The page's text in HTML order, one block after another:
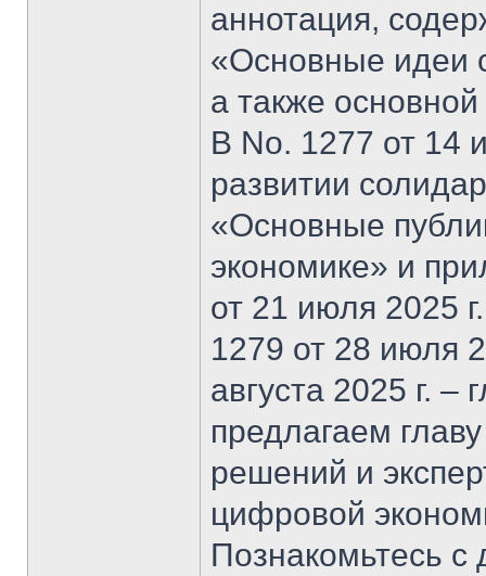
аннотация,
«Основные идеи
а также
В No. 1277 от 14
развитии
«Основные
экономике» и
от 21 июля 2025
1279 от 28 июля
августа 2025 г.
предлагаем
решений и
цифровой
Познакомьтесь